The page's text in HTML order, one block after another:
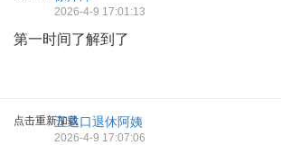
2026-4-9 17:01:13
第一时间了解到了
点击重新加载五道口退休阿姨
2026-4-9 17:07:06